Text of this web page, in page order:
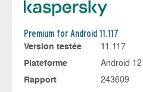
Premium for Android 11.117
Version testée
11.117
Plateforme
Android 12
Rapport
243609